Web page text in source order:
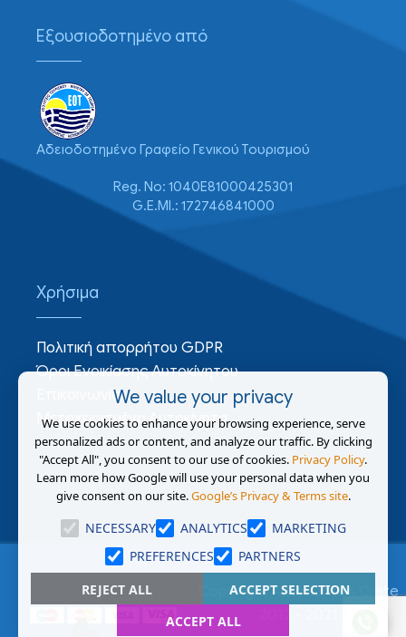
Εξουσιοδοτημένο από
Αδειοδοτημένο Γραφείο Γενικού Τουρισμού
Reg. No: 1040E81000425301
G.E.MI.: 172746841000
Χρήσιμα
Πολιτική απορρήτου GDPR
Όροι Ενοικίασης Αυτοκίνητου
Επικοινωνία
Μεταχειρισμένα Αυτοκίνητα
Copyright AutoRentals Crete
We value your privacy
We use cookies to enhance your browsing experience, serve
personalized ads or content, and analyze our traffic. By clicking
"Accept All", you consent to our use of cookies. Privacy Policy.
Learn more how Google will use your personal data when you
give consent on our site.Google’s Privacy & Terms site.
NECESSARY ANALYTICS
MARKETING
PREFERENCES
PARTNERS
REJECT ALL
ACCEPT SELECTION
ACCEPT ALL